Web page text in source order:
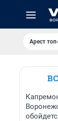
Арест